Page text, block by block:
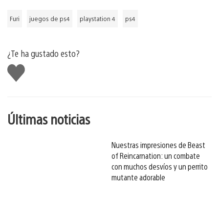
Furi juegos de ps4 playstation 4 ps4
¿Te ha gustado esto?
Me
gusta
Últimas noticias
Nuestras impresiones de Beast
of Reincarnation: un combate
con muchos desvíos y un perrito
mutante adorable